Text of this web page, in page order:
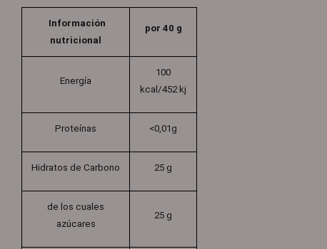
Información
nutricional
por 40 g
Energía
100
kcal/452 kj
Proteínas <0,01g
Hidratos de Carbono 25 g
de los cuales
azúcares
25 g